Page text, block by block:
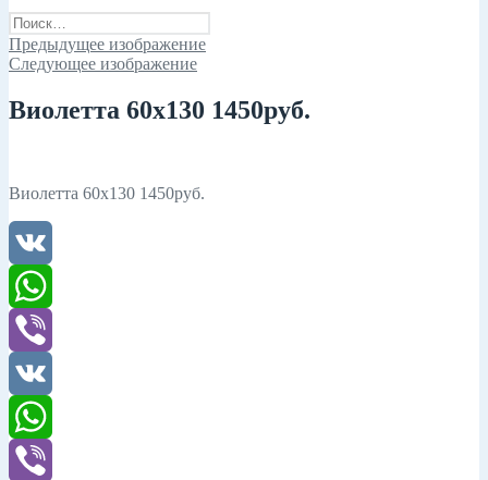
Найти:
Предыдущее изображение
Следующее изображение
Виолетта 60х130 1450руб.
Виолетта 60х130 1450руб.
VK
WhatsApp
Viber
VK
WhatsApp